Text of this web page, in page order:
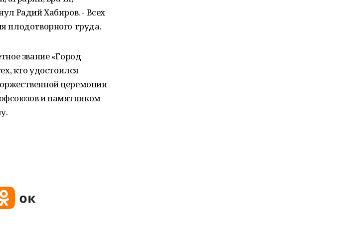
Радий Хабиров. - Всех
плодотворного труда.
звание «Город
кто удостоился
церемонии
и памятником